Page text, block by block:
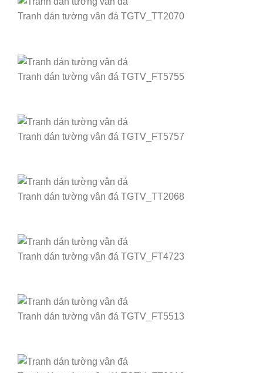
Tranh dán tường vân đá TGTV_TT2070
Tranh dán tường vân đá TGTV_FT5755
Tranh dán tường vân đá TGTV_FT5757
Tranh dán tường vân đá TGTV_TT2068
Tranh dán tường vân đá TGTV_FT4723
Tranh dán tường vân đá TGTV_FT5513